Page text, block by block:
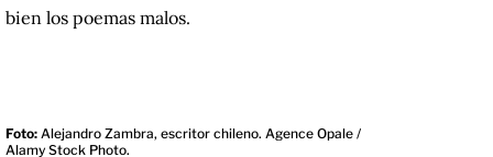
bien los poemas malos.
Foto: Alejandro Zambra, escritor chileno. Agence Opale /
Alamy Stock Photo.